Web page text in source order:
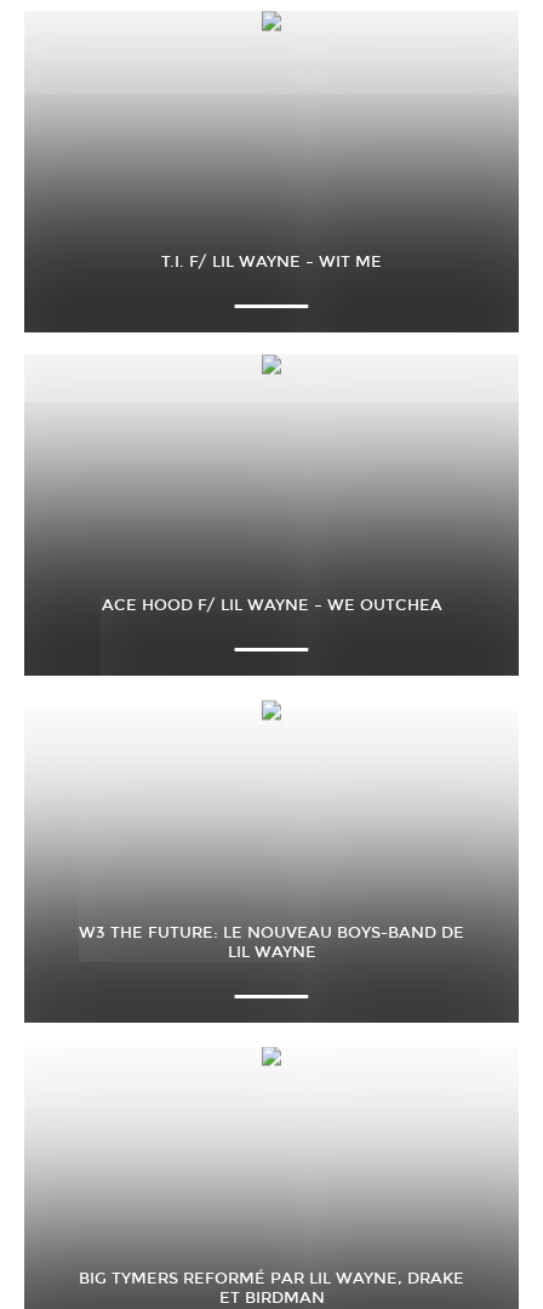
T.I. F/ LIL WAYNE – WIT ME
ACE HOOD F/ LIL WAYNE – WE OUTCHEA
W3 THE FUTURE: LE NOUVEAU BOYS-BAND DE
LIL WAYNE
BIG TYMERS REFORMÉ PAR LIL WAYNE, DRAKE
ET BIRDMAN